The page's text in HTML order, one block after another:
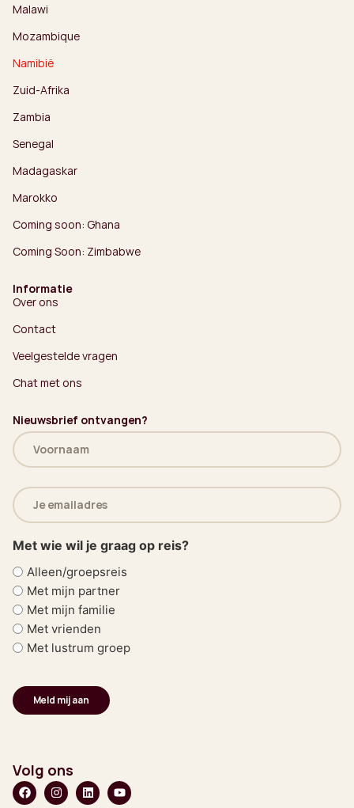
Malawi
Mozambique
Namibië
Zuid-Afrika
Zambia
Senegal
Madagaskar
Marokko
Coming soon: Ghana
Coming Soon: Zimbabwe
Informatie
Over ons
Contact
Veelgestelde vragen
Chat met ons
Nieuwsbrief ontvangen?
Naam
(Vereist)
E-
mailadres
(Vereist)
Met wie wil je graag op reis?
Alleen/groepsreis
Met mijn partner
Met mijn familie
Met vrienden
Met lustrum groep
Volg ons